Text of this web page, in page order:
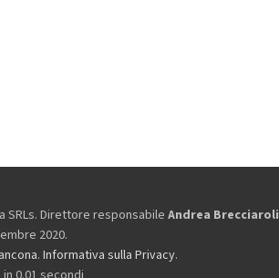
SRLs. Direttore responsabile Andrea Brecciaroli
2020.
. Informativa sulla Privacy.